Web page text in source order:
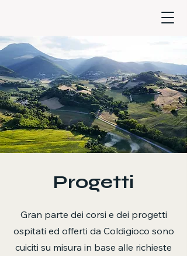
Progetti
Gran parte dei corsi e dei progetti
ospitati ed offerti da Coldigioco sono
cuiciti su misura in base alle richieste